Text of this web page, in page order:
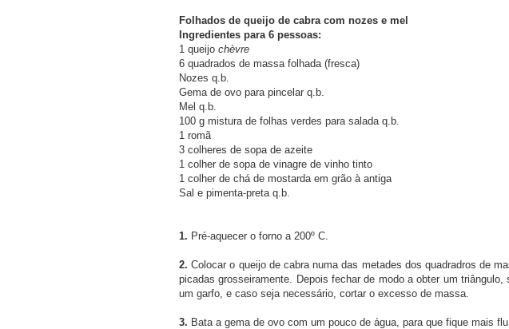
Folhados de queijo de cabra com nozes e mel
Ingredientes para 6 pessoas:
1 queijo chèvre
6 quadrados de massa folhada (fresca)
Nozes q.b.
Gema de ovo para pincelar q.b.
Mel q.b.
100 g mistura de folhas verdes para salada q.b.
1 romã
3 colheres de sopa de azeite
1 colher de sopa de vinagre de vinho tinto
1 colher de chá de mostarda em grão à antiga
Sal e pimenta-preta q.b.
1. Pré-aquecer o forno a 200º C.
2. Colocar o queijo de cabra numa das metades dos quadradros de
picadas grosseiramente. Depois fechar de modo a obter um
um garfo, e caso seja necessário, cortar o excesso de massa.
3. Bata a gema de ovo com um pouco de água, para que fique mais